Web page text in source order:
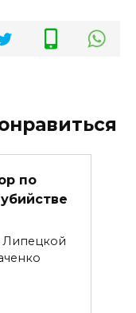
по
Липецкой